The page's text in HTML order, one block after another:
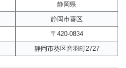
静岡県
静岡市葵区
〒420-0834
静岡市葵区音羽町2727